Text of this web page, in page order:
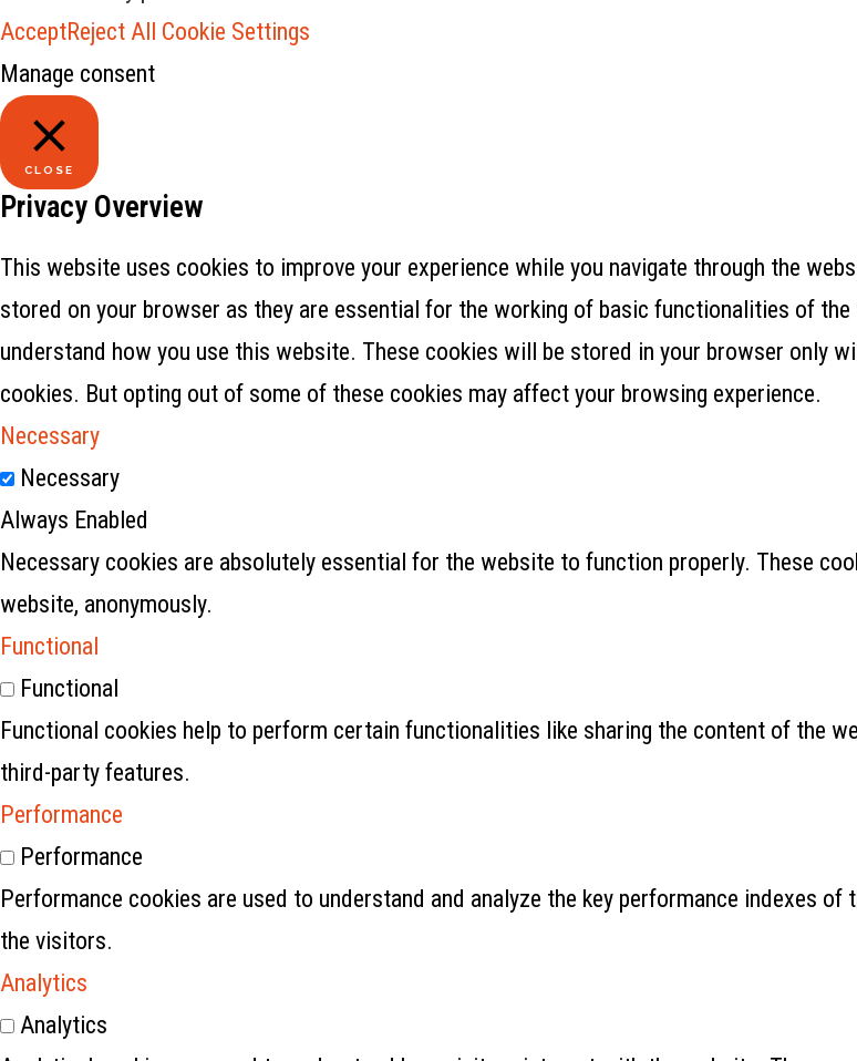
AcceptReject All Cookie Settings
Manage consent
CLOSE
Privacy Overview
This website uses cookies to improve your experience while you navigate through the
stored on your browser as they are essential for the working of basic functionalities of
understand how you use this website. These cookies will be stored in your browser only
cookies. But opting out of some of these cookies may affect your browsing experience.
Necessary
Necessary
Always Enabled
Necessary cookies are absolutely essential for the website to function properly. These
website, anonymously.
Functional
Functional
Functional cookies help to perform certain functionalities like sharing the content of the
third-party features.
Performance
Performance
Performance cookies are used to understand and analyze the key performance indexes
the visitors.
Analytics
Analytics